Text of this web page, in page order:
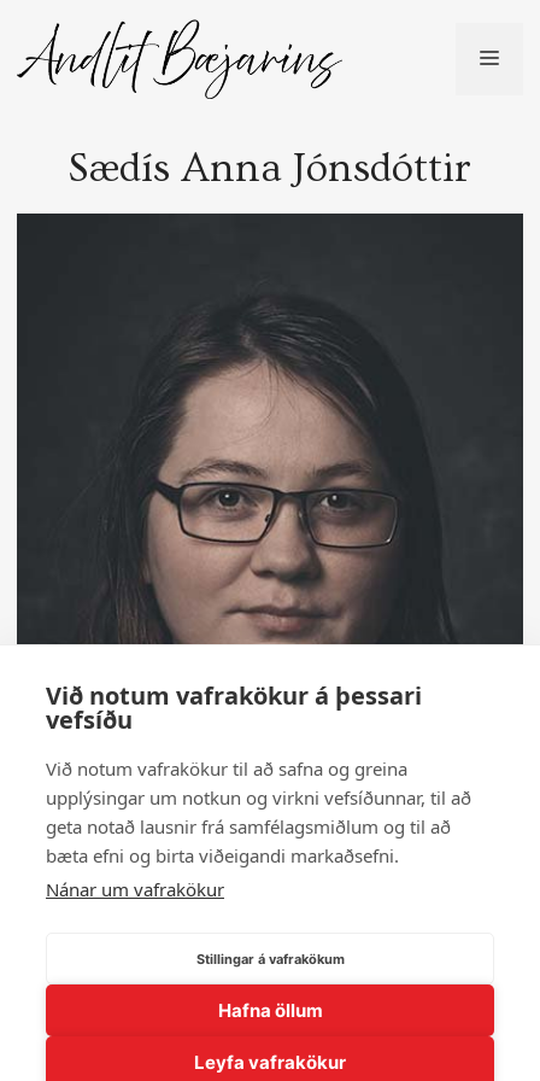
content
Sædís Anna Jónsdóttir
← Til baka í myndasafn
Við notum vafrakökur á þessari
vefsíðu
Við notum vafrakökur til að safna og greina
upplýsingar um notkun og virkni vefsíðunnar, til að
geta notað lausnir frá samfélagsmiðlum og til að
bæta efni og birta viðeigandi markaðsefni.
Nánar um vafrakökur
Stillingar á vafrakökum
Hafna öllum
Leyfa vafrakökur